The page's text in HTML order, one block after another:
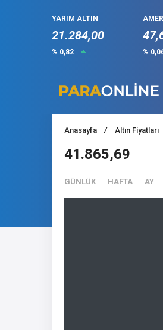
YARIM ALTIN
21.284,00
% 0,82 %
Anasayfa / Altın Fiyatları
41.865,69
GÜNLÜK HAFTA AY